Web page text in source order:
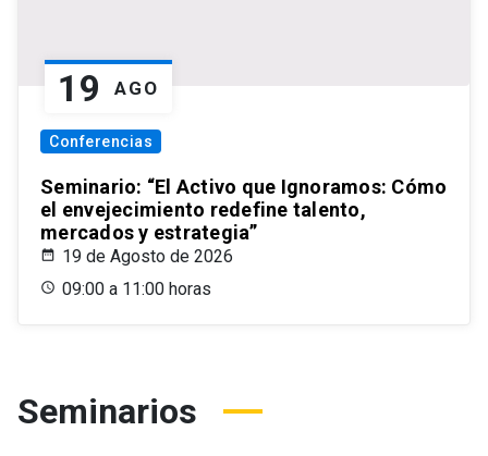
19 AGO
Conferencias
Seminario: “El Activo que Ignoramos: Cómo
el envejecimiento redefine talento,
mercados y estrategia”
19 de Agosto de 2026
09:00 a 11:00 horas
Seminarios